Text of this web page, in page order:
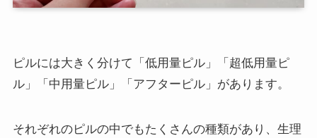
ピルには大きく分けて「低用量ピル」「超低用量ピ
ル」「中用量ピル」「アフターピル」があります。
それぞれのピルの中でもたくさんの種類があり、生理